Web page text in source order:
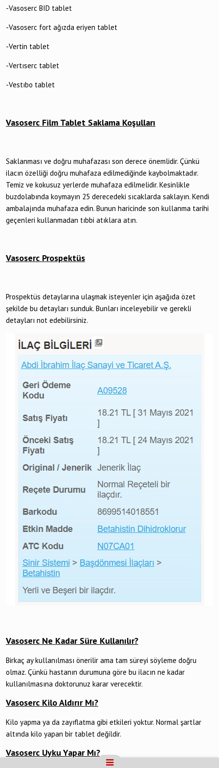
-Vasoserc BID tablet
-Vasoserc fort ağızda eriyen tablet
-Vertin tablet
-Vertıserc tablet
-Vestıbo tablet
Vasoserc Film Tablet Saklama Koşulları
Saklanması ve doğru muhafazası son derece önemlidir. Çünkü
ilacın özelliği doğru muhafaza edilmediğinde kaybolmaktadır.
Temiz ve kokusuz yerlerde muhafaza edilmelidir. Kesinlikle
buzdolabında koymayın 25 derecedeki sıcaklarda saklayın. Kendi
ambalajında muhafaza edin. Bunun haricinde son kullanma tarihi
geçenleri kullanmadan tıbbi atıklara atın.
Vasoserc Prospektüs
Prospektüs detaylarına ulaşmak isteyenler için aşağıda özet
şekilde bu detayları sunduk. Bunları inceleyebilir ve gerekli
detayları not edebilirsiniz.
Vasoserc Ne Kadar Süre Kullanılır?
Birkaç ay kullanılması önerilir ama tam süreyi söyleme doğru
olmaz. Çünkü hastanın durumuna göre bu ilacın ne kadar
kullanılmasına doktorunuz karar verecektir.
Vasoserc Kilo Aldırır Mı?
Kilo yapma ya da zayıflatma gibi etkileri yoktur. Normal şartlar
altında kilo yapan bir tablet değildir.
Vasoserc Uyku Yapar Mı?